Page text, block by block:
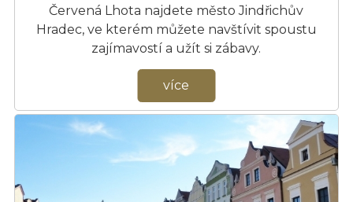
Červená Lhota najdete město Jindřichův
Hradec, ve kterém můžete navštívit spoustu
zajímavostí a užít si zábavy.
více